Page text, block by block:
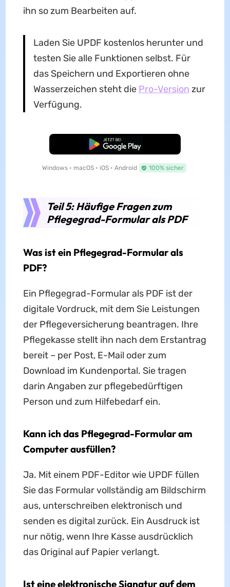
ihn so zum Bearbeiten auf.
Laden Sie UPDF kostenlos herunter und
testen Sie alle Funktionen selbst. Für
das Speichern und Exportieren ohne
Wasserzeichen steht die Pro-Version zur
Verfügung.
Kostenloser Download
Windows • macOS • iOS • Android 100% sicher
Teil 5: Häufige Fragen zum
Pflegegrad-Formular als PDF
Was ist ein Pflegegrad-Formular als
PDF?
Ein Pflegegrad-Formular als PDF ist der
digitale Vordruck, mit dem Sie Leistungen
der Pflegeversicherung beantragen. Ihre
Pflegekasse stellt ihn nach dem Erstantrag
bereit – per Post, E-Mail oder zum
Download im Kundenportal. Sie tragen
darin Angaben zur pflegebedürftigen
Person und zum Hilfebedarf ein.
Kann ich das Pflegegrad-Formular am
Computer ausfüllen?
Ja. Mit einem PDF-Editor wie UPDF füllen
Sie das Formular vollständig am Bildschirm
aus, unterschreiben elektronisch und
senden es digital zurück. Ein Ausdruck ist
nur nötig, wenn Ihre Kasse ausdrücklich
das Original auf Papier verlangt.
Ist eine elektronische Signatur auf dem